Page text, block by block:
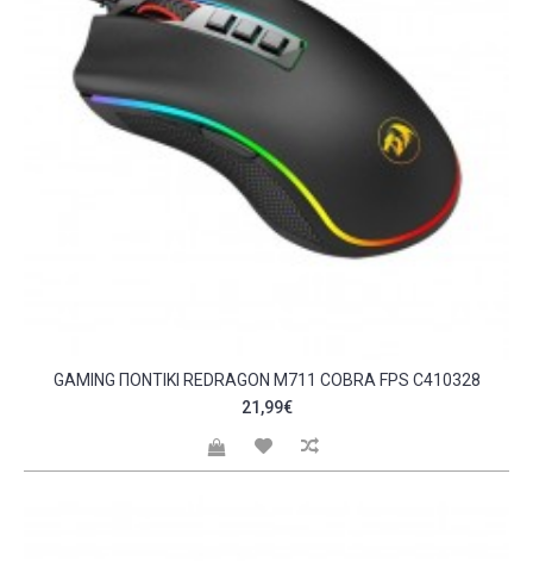
GAMING ΠΟΝΤΊΚΙ REDRAGON M711 COBRA FPS C410328
21,99€